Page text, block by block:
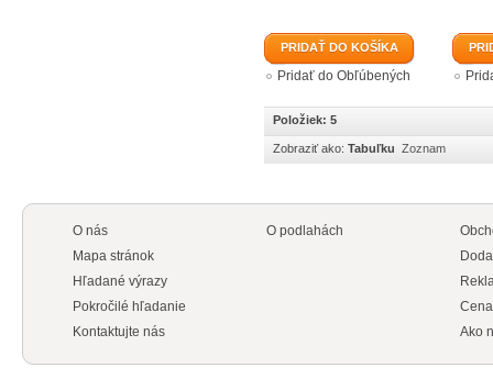
PRIDAŤ DO KOŠÍKA
Pridať do Obľúbených
Položiek: 5
Zobraziť ako: Tabuľku Zoznam
O nás
Mapa stránok
Hľadané výrazy
Pokročilé hľadanie
Kontaktujte nás
O podlahách
Ako